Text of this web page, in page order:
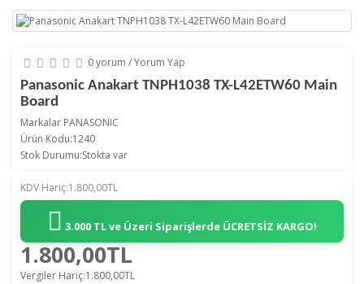
0 yorum /Yorum Yap
Panasonic Anakart TNPH1038 TX-L42ETW60 Main
Board
Markalar PANASONIC
Ürün Kodu:1240
Stok Durumu:Stokta var
KDV Hariç:1.800,00TL
3.000 TL ve Üzeri Siparişlerde ÜCRETSİZ KARGO!
1.800,00TL
Vergiler Hariç:1.800,00TL